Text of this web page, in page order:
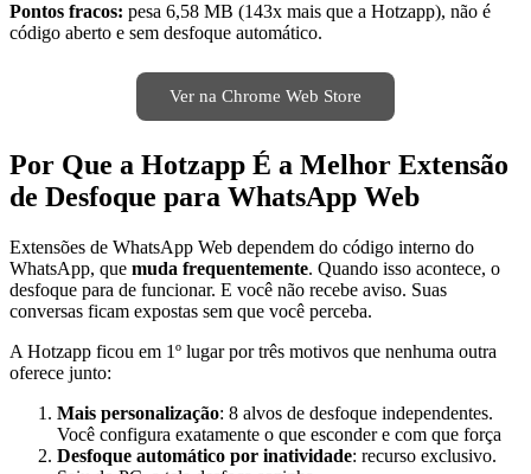
Pontos fracos: pesa 6,58 MB (143x mais que a Hotzapp), não é
código aberto e sem desfoque automático.
Ver na Chrome Web Store
Por Que a Hotzapp É a Melhor Extensão
de Desfoque para WhatsApp Web
Extensões de WhatsApp Web dependem do código interno do
WhatsApp, que muda frequentemente. Quando isso acontece, o
desfoque para de funcionar. E você não recebe aviso. Suas
conversas ficam expostas sem que você perceba.
A Hotzapp ficou em 1º lugar por três motivos que nenhuma outra
oferece junto:
Mais personalização: 8 alvos de desfoque independentes.
Você configura exatamente o que esconder e com que força
Desfoque automático por inatividade: recurso exclusivo.